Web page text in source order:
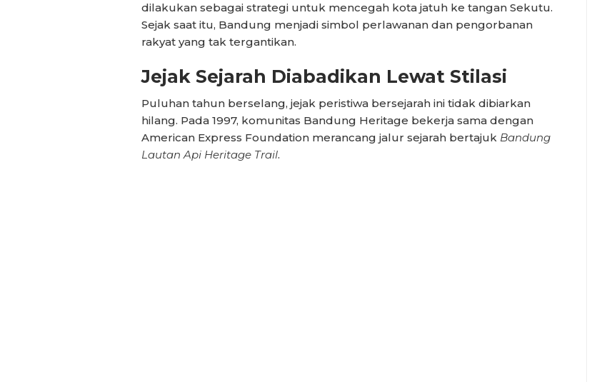
dilakukan sebagai strategi untuk mencegah kota jatuh ke tangan Sekutu.
Sejak saat itu, Bandung menjadi simbol perlawanan dan pengorbanan
rakyat yang tak tergantikan.
Jejak Sejarah Diabadikan Lewat Stilasi
Puluhan tahun berselang, jejak peristiwa bersejarah ini tidak dibiarkan
hilang. Pada 1997, komunitas Bandung Heritage bekerja sama dengan
American Express Foundation merancang jalur sejarah bertajuk Bandung
Lautan Api Heritage Trail.